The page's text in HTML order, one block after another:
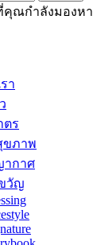
คุณกำลังมองหา
า
ตร
ขภาพ
กาศ
วัญ